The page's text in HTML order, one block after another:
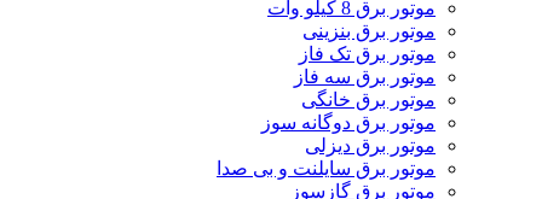
موتور برق 8 کیلو وات
موتور برق بنزینی
موتور برق تک فاز
موتور برق سه فاز
موتور برق خانگی
موتور برق دوگانه سوز
موتور برق دیزلی
موتور برق سایلنت و بی صدا
موتور برق گازسوز